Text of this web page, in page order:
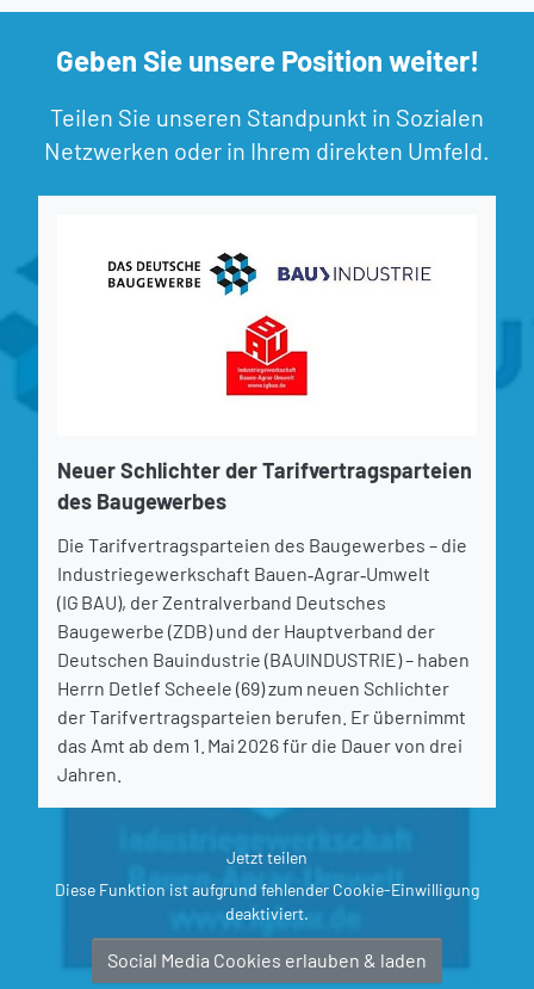
Geben Sie unsere Position weiter!
Teilen Sie unseren Standpunkt in Sozialen
Netzwerken oder in Ihrem direkten Umfeld.
Neuer Schlichter der Tarifvertragsparteien
des Baugewerbes
Die Tarifvertragsparteien des Baugewerbes – die
Industriegewerkschaft Bauen‑Agrar‑Umwelt
(IG BAU), der Zentralverband Deutsches
Baugewerbe (ZDB) und der Hauptverband der
Deutschen Bauindustrie (BAUINDUSTRIE) – haben
Herrn Detlef Scheele (69) zum neuen Schlichter
der Tarifvertragsparteien berufen. Er übernimmt
das Amt ab dem 1. Mai 2026 für die Dauer von drei
Jahren.
Jetzt teilen
Diese Funktion ist aufgrund fehlender Cookie-Einwilligung
deaktiviert.
Social Media Cookies erlauben & laden